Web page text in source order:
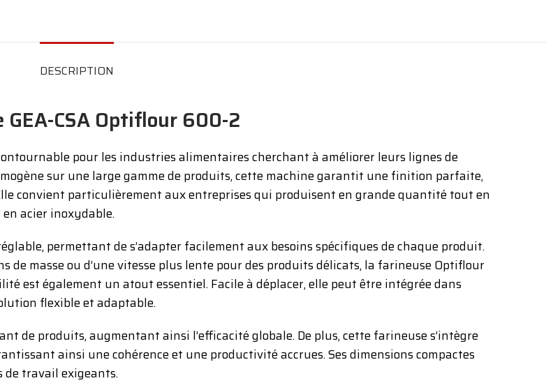
DESCRIPTION
GEA-CSA Optiflour 600-2
pour les industries alimentaires cherchant à améliorer leurs lignes de
sur une large gamme de produits, cette machine garantit une finition parfaite,
convient particulièrement aux entreprises qui produisent en grande quantité tout en
acier inoxydable.
permettant de s’adapter facilement aux besoins spécifiques de chaque produit.
de masse ou d’une vitesse plus lente pour des produits délicats, la farineuse Optiflour
est également un atout essentiel. Facile à déplacer, elle peut être intégrée dans
flexible et adaptable.
de produits, augmentant ainsi l’efficacité globale. De plus, cette farineuse s’intègre
ainsi une cohérence et une productivité accrues. Ses dimensions compactes
de travail exigeants.